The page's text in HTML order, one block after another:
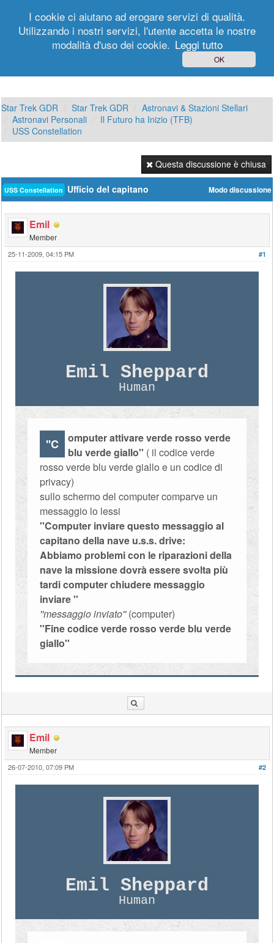
Registrati
Star Trek GDR Star Trek GDR
Astronavi & Stazioni Stellari
Astronavi Personali
Il Futuro ha Inizio (TFB)
USS Constellation
Questa discussione è chiusa
Modo discussione
USS Constellation Ufficio del capitano
Emil
Member
#1
25-11-2009, 04:15 PM
Emil Sheppard
Human
''C
omputer attivare verde rosso verde
blu verde giallo'' ( il codice verde
rosso verde blu verde giallo e un codice di
privacy)
sullo schermo del computer comparve un
messaggio lo lessi
''Computer inviare questo messaggio al
capitano della nave u.s.s. drive:
Abbiamo problemi con le riparazioni della
nave la missione dovrà essere svolta più
tardi computer chiudere messaggio
inviare ''
''messaggio inviato''(computer)
''Fine codice verde rosso verde blu verde
giallo''
Emil
Member
#2
26-07-2010, 07:09 PM
Emil Sheppard
Human
I cookie ci aiutano ad erogare servizi di qualità.
Utilizzando i nostri servizi, l'utente accetta le nostre
modalità d'uso dei cookie. Leggi tutto
OK